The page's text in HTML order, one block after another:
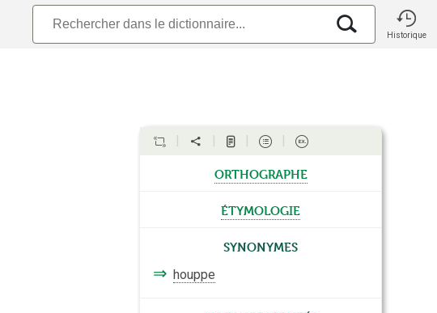
Historique
orthographe
étymologie
Synonymes
⇒ houppe